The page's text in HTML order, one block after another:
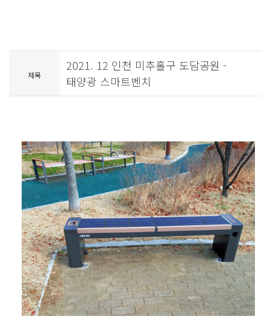
제목
2021. 12 인천 미추홀구 도담공원 -
태양광 스마트벤치